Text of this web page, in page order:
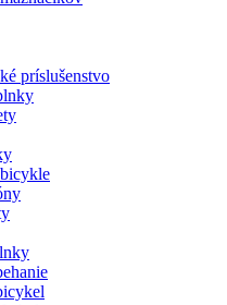
príslušenstvo